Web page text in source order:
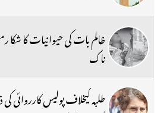
ظالم بات کی حیوانیات کا
ناک
طلبہ کیخلاف پولیس کارروائی